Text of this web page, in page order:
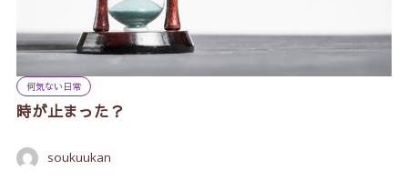
何気ない日常
時が止まった？
soukuukan